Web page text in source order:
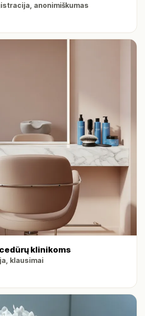
anonimiškumas
klinikoms
klausimai